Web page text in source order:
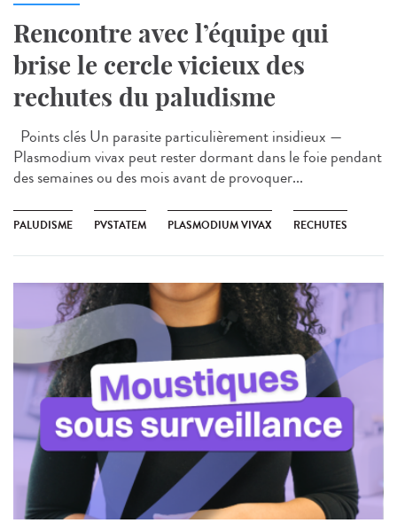
Rencontre avec l’équipe qui
brise le cercle vicieux des
rechutes du paludisme
Points clés Un parasite particulièrement insidieux —
Plasmodium vivax peut rester dormant dans le foie pendant
des semaines ou des mois avant de provoquer...
PALUDISME PVSTATEM PLASMODIUM VIVAX RECHUTES